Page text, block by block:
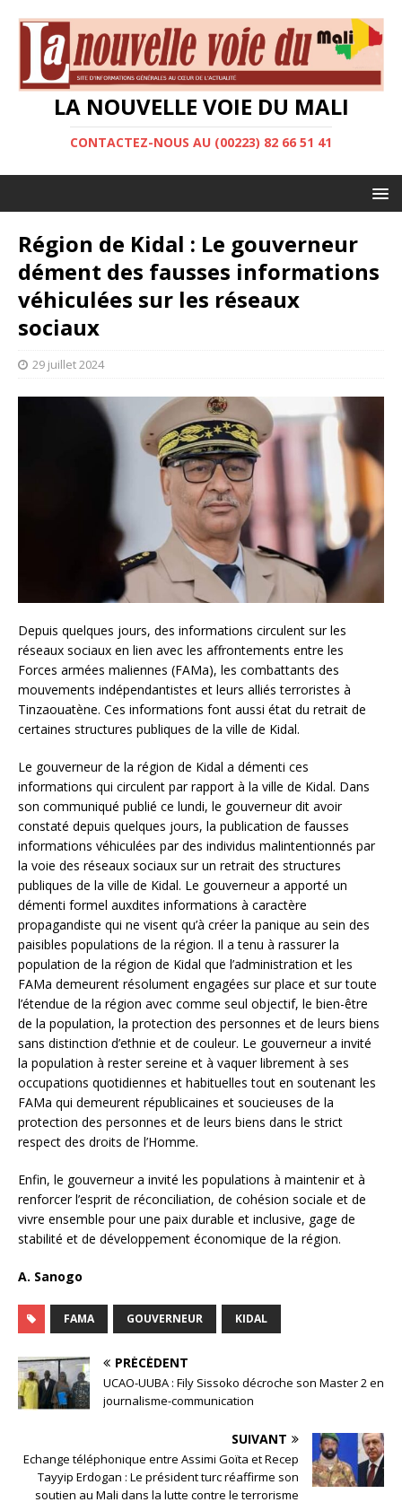
LA NOUVELLE VOIE DU MALI
CONTACTEZ-NOUS AU (00223) 82 66 51 41
Région de Kidal : Le gouverneur
dément des fausses informations
véhiculées sur les réseaux
sociaux
29 juillet 2024
Depuis quelques jours, des informations circulent sur les
réseaux sociaux en lien avec les affrontements entre les
Forces armées maliennes (FAMa), les combattants des
mouvements indépendantistes et leurs alliés terroristes à
Tinzaouatène. Ces informations font aussi état du retrait de
certaines structures publiques de la ville de Kidal.
Le gouverneur de la région de Kidal a démenti ces
informations qui circulent par rapport à la ville de Kidal. Dans
son communiqué publié ce lundi, le gouverneur dit avoir
constaté depuis quelques jours, la publication de fausses
informations véhiculées par des individus malintentionnés par
la voie des réseaux sociaux sur un retrait des structures
publiques de la ville de Kidal. Le gouverneur a apporté un
démenti formel auxdites informations à caractère
propagandiste qui ne visent qu’à créer la panique au sein des
paisibles populations de la région. Il a tenu à rassurer la
population de la région de Kidal que l’administration et les
FAMa demeurent résolument engagées sur place et sur toute
l’étendue de la région avec comme seul objectif, le bien-être
de la population, la protection des personnes et de leurs biens
sans distinction d’ethnie et de couleur. Le gouverneur a invité
la population à rester sereine et à vaquer librement à ses
occupations quotidiennes et habituelles tout en soutenant les
FAMa qui demeurent républicaines et soucieuses de la
protection des personnes et de leurs biens dans le strict
respect des droits de l’Homme.
Enfin, le gouverneur a invité les populations à maintenir et à
renforcer l’esprit de réconciliation, de cohésion sociale et de
vivre ensemble pour une paix durable et inclusive, gage de
stabilité et de développement économique de la région.
A. Sanogo
FAMA GOUVERNEUR KIDAL
PRÉCÉDENT
UCAO-UUBA : Fily Sissoko décroche son Master 2 en
journalisme-communication
SUIVANT
Echange téléphonique entre Assimi Goïta et Recep
Tayyip Erdogan : Le président turc réaffirme son
soutien au Mali dans la lutte contre le terrorisme